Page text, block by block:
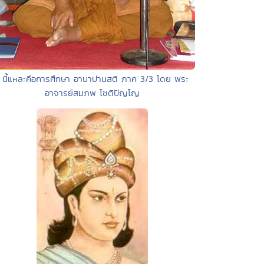
นี้แหละคือการศึกษา อานาปานสติ ภาค 3/3 โดย พระ
อาจารย์สมภพ โชติปัญโญ